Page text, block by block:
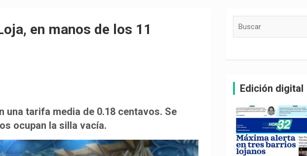
en manos de los 11
una tarifa media de 0.18 centavos. Se
ocupan la silla vacía.
Edición digital